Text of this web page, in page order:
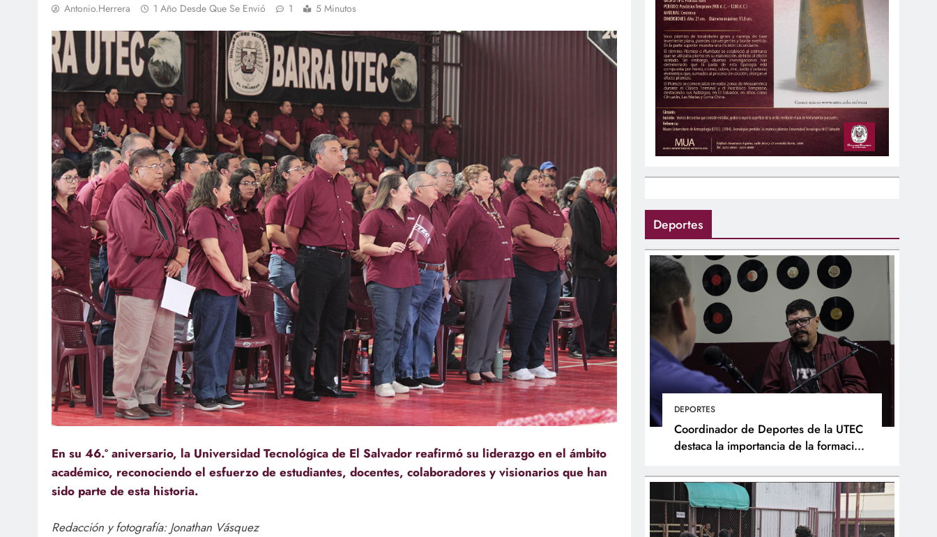
Antonio.herrera 1 Año Desde Que Se Envió 1 5 Minutos
En su 46.º aniversario, la Universidad Tecnológica de El Salvador reafirmó su liderazgo en el ámbito
académico, reconociendo el esfuerzo de estudiantes, docentes, colaboradores y visionarios que han
sido parte de esta historia.
Redacción y fotografía: Jonathan Vásquez
Deportes
DEPORTES
Coordinador de Deportes de la UTEC
destaca la importancia de la formación